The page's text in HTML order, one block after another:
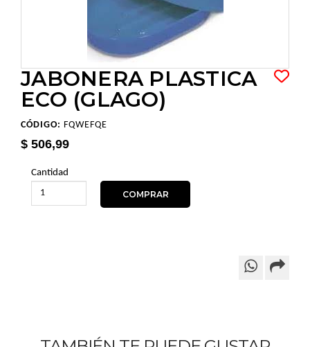
JABONERA PLASTICA
ECO (GLAGO)
CÓDIGO: FQWEFQE
$ 506,99
Cantidad